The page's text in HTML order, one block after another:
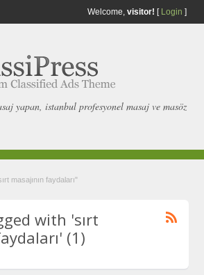
Welcome, visitor! [ Login ]
yapan, istanbul profesyonel masaj ve masöz
masajının faydaları"
with 'sırt
(1)